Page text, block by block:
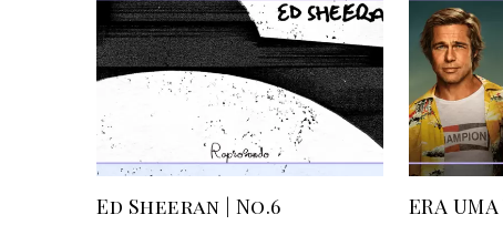
Ed Sheeran | No.6 ERA